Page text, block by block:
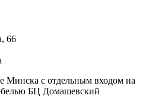
66
Минска с отдельным входом на
БЦ Домашевский